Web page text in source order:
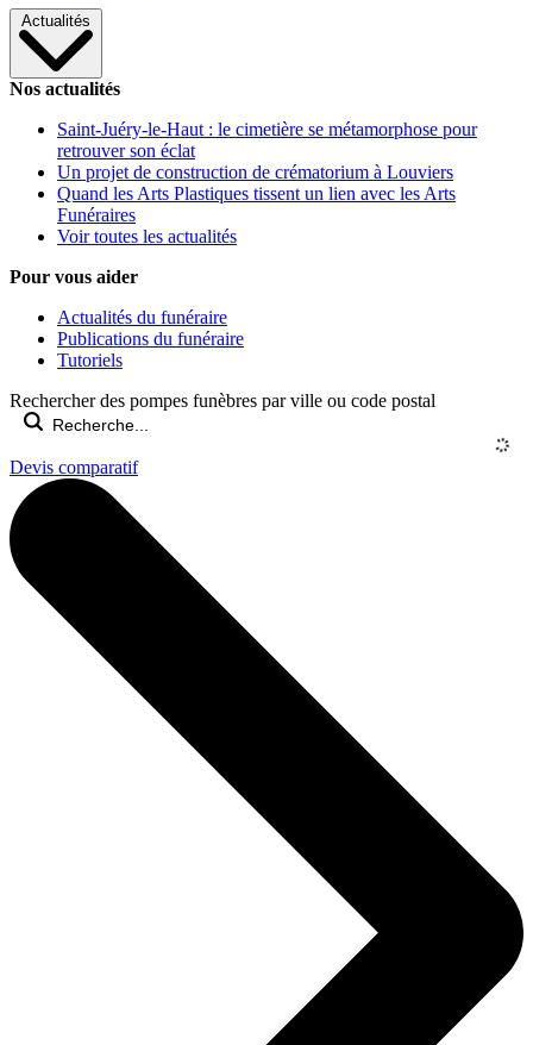
Actualités
Nos actualités
Saint-Juéry-le-Haut : le cimetière se métamorphose pour
retrouver son éclat
Un projet de construction de crématorium à Louviers
Quand les Arts Plastiques tissent un lien avec les Arts
Funéraires
Voir toutes les actualités
Pour vous aider
Actualités du funéraire
Publications du funéraire
Tutoriels
Rechercher des pompes funèbres par ville ou code postal
Devis comparatif